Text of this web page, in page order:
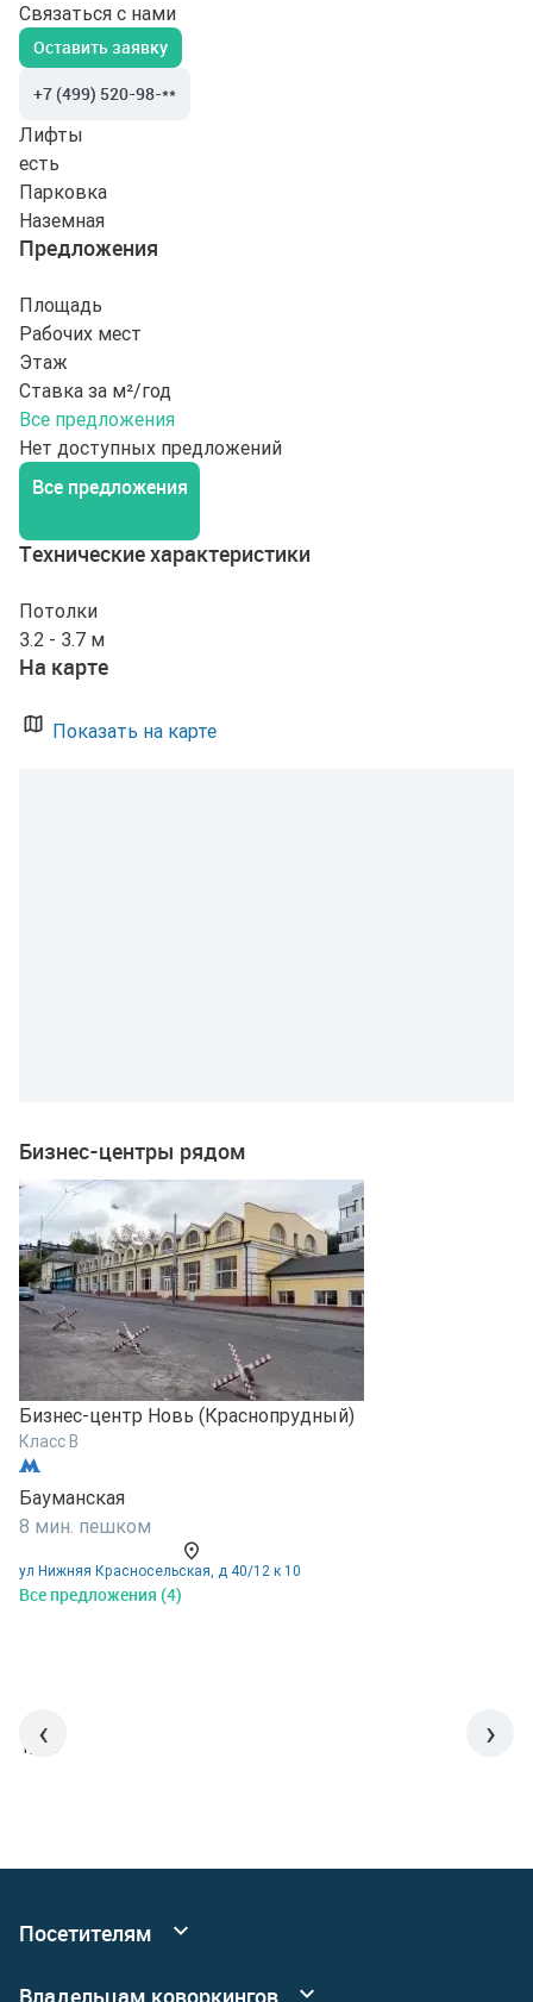
Связаться с нами
Оставить заявку
+7 (499) 520-98-**
Лифты
есть
Парковка
Наземная
Предложения
Площадь
Рабочих мест
Этаж
Ставка за м²/год
Все предложения
Нет доступных предложений
Все предложения
Технические характеристики
Потолки
3.2 - 3.7 м
На карте
Показать на карте
Бизнес-центры рядом
Бизнес-центр Новь (Краснопрудный)
Класс B
Бауманская
8 мин. пешком
ул Нижняя Красносельская, д 40/12 к 10
Все предложения (4)
‹ ›
1/15
Посетителям
Владельцам коворкингов